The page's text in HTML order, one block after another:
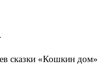
сказки «Кошкин дом»